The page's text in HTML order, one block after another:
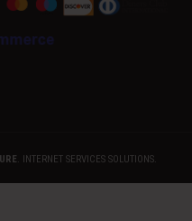
. INTERNET SERVICES SOLUTIONS.